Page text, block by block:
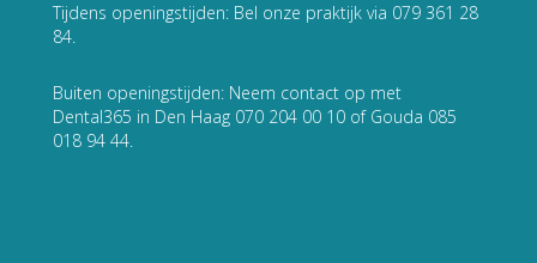
Tijdens openingstijden: Bel onze praktijk via 079 361 28
84.
Buiten openingstijden: Neem contact op met
Dental365 in Den Haag 070 204 00 10 of Gouda 085
018 94 44.